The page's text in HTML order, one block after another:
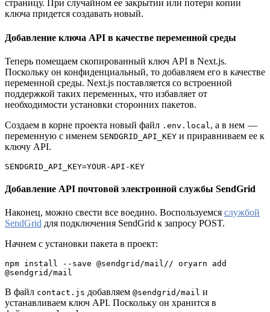
страницу. При случайном ее закрытии или потери копии
ключа придется создавать новый.
Добавление ключа API в качестве переменной среды
Теперь помещаем скопированный ключ API в Next.js.
Поскольку он конфиденциальный, то добавляем его в качестве
переменной среды. Next.js поставляется со встроенной
поддержкой таких переменных, что избавляет от
необходимости установки сторонних пакетов.
Создаем в корне проекта новый файл .env.local , а в нем —
переменную с именем SENDGRID_API_KEY и приравниваем ее к
ключу API.
SENDGRID_API_KEY=YOUR-API-KEY
Добавление API почтовой электронной службы SendGrid
Наконец, можно свести все воедино. Воспользуемся службой
SendGrid для подключения SendGrid к запросу POST.
Начнем с установки пакета в проект:
npm install --save @sendgrid/mail// oryarn add
@sendgrid/mail
В файл contact.js добавляем @sendgrid/mail и
устанавливаем ключ API. Поскольку он хранится в